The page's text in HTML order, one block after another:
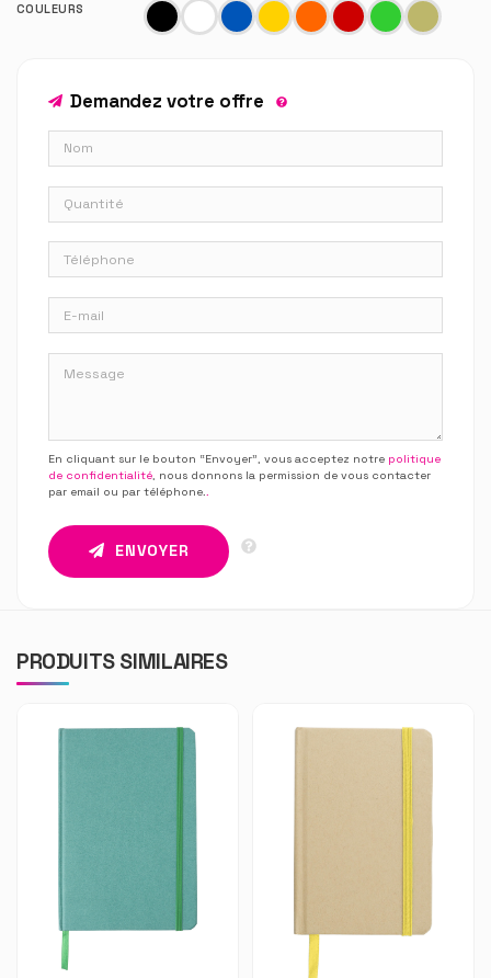
COULEURS
Demandez votre offre
En cliquant sur le bouton “Envoyer”, vous acceptez notre politique
de confidentialité, nous donnons la permission de vous contacter
par email ou par téléphone..
ENVOYER
PRODUITS SIMILAIRES